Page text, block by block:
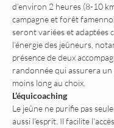
d’environ 2 heures (8-10
campagne et forêt
seront variées et adaptées
l’énergie des jeûneurs,
présence de deux
randonnée qui assurera
moins long au choix.
L’équicoaching
Le jeûne ne purifie pas
aussi l’esprit. Il facilite